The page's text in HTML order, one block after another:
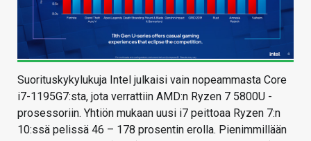
Suorituskykylukuja Intel julkaisi vain nopeammasta Core
i7-1195G7:sta, jota verrattiin AMD:n Ryzen 7 5800U -
prosessoriin. Yhtiön mukaan uusi i7 peittoaa Ryzen 7:n
10:ssä pelissä 46 – 178 prosentin erolla. Pienimmillään